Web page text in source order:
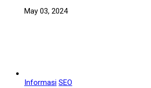
May 03, 2024
Informasi SEO